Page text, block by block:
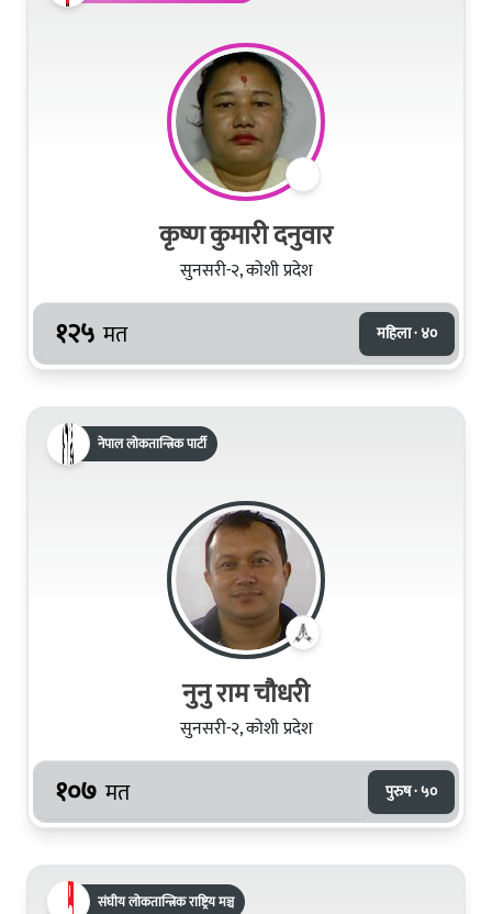
कृष्ण कुमारी दनुवार
सुनसरी-२, कोशी प्रदेश
१२५ मत महिला · ४०
नेपाल लोकतान्त्रिक पार्टी
नुनु राम चौधरी
सुनसरी-२, कोशी प्रदेश
१०७ मत पुरुष · ५०
संघीय लोकतान्त्रिक राष्ट्रिय मञ्च